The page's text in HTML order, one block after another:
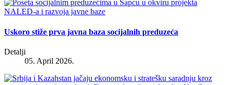
Uskoro stiže prva javna baza socijalnih preduzeća
Detalji
05. April 2026.